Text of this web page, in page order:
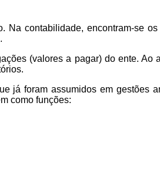
contabilidade, encontram-se os
(valores a pagar) do ente. Ao
já foram assumidos em gestões
como funções: